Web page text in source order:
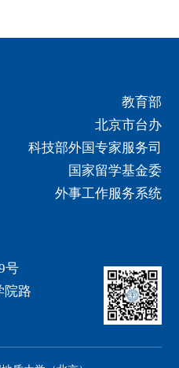
教育部
北京市台办
科技部外国专家服务司
国家留学基金委
外事工作服务系统
号
院路